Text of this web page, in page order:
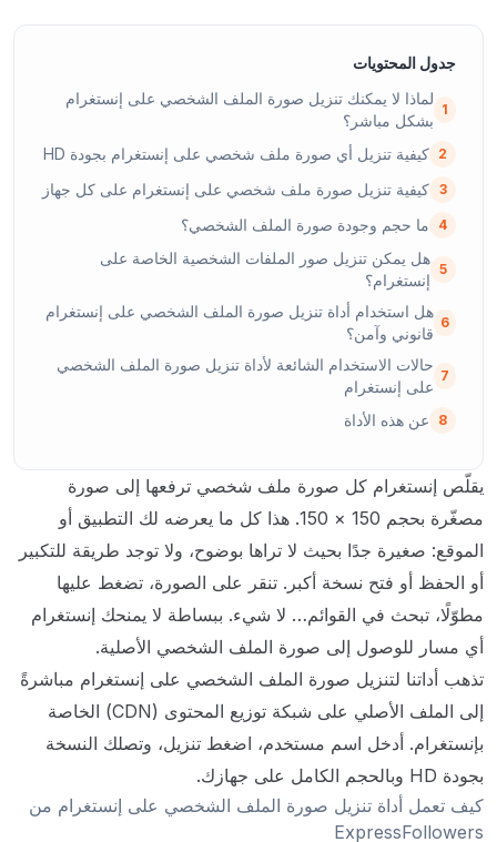
جدول المحتويات
1
لماذا لا يمكنك تنزيل صورة الملف الشخصي على إنستغرام
بشكل مباشر؟
2 كيفية تنزيل أي صورة ملف شخصي على إنستغرام بجودة HD
3 كيفية تنزيل صورة ملف شخصي على إنستغرام على كل جهاز
4 ما حجم وجودة صورة الملف الشخصي؟
5
هل يمكن تنزيل صور الملفات الشخصية الخاصة على
إنستغرام؟
6
هل استخدام أداة تنزيل صورة الملف الشخصي على إنستغرام
قانوني وآمن؟
7
حالات الاستخدام الشائعة لأداة تنزيل صورة الملف الشخصي
على إنستغرام
8 عن هذه الأداة
يقلّص إنستغرام كل صورة ملف شخصي ترفعها إلى صورة
مصغّرة بحجم 150 × 150. هذا كل ما يعرضه لك التطبيق أو
الموقع: صغيرة جدًا بحيث لا تراها بوضوح، ولا توجد طريقة للتكبير
أو الحفظ أو فتح نسخة أكبر. تنقر على الصورة، تضغط عليها
مطوّلًا، تبحث في القوائم… لا شيء. ببساطة لا يمنحك إنستغرام
أي مسار للوصول إلى صورة الملف الشخصي الأصلية.
تذهب أداتنا لتنزيل صورة الملف الشخصي على إنستغرام مباشرةً
إلى الملف الأصلي على شبكة توزيع المحتوى (CDN) الخاصة
بإنستغرام. أدخل اسم مستخدم، اضغط تنزيل، وتصلك النسخة
بجودة HD وبالحجم الكامل على جهازك.
كيف تعمل أداة تنزيل صورة الملف الشخصي على إنستغرام من
ExpressFollowers